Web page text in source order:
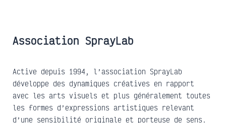
Association SprayLab
Active depuis 1994, l’association SprayLab
développe des dynamiques créatives en rapport
avec les arts visuels et plus généralement toutes
les formes d’expressions artistiques relevant
d’une sensibilité originale et porteuse de sens.